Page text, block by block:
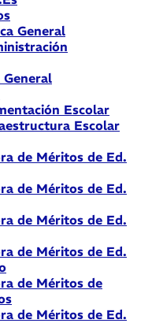
General
Escolar
Escolar
de Méritos de Ed.
de Méritos de Ed.
de Méritos de Ed.
de Méritos de Ed.
de Méritos de
de Méritos de Ed.